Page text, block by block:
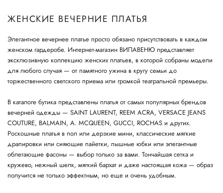
ЖЕНСКИЕ ВЕЧЕРНИЕ ПЛАТЬЯ
Элегантное вечернее платье просто обязано присутствовать в каждом
женском гардеробе. Интернет-магазин ВИПАВЕНЮ представляет
эксклюзивную коллекцию женских платьев, в которой собраны модели
для любого случая — от памятного ужина в кругу семьи до
торжественного светского приема или громкой театральной премьеры.
В каталоге бутика представлены платья от самых популярных брендов
вечерней одежды — SAINT LAURENT, REEM ACRA, VERSACE JEANS
COUTURE, BALMAIN, A. MCQUEEN, GUCCI, ROCHAS и других.
Роскошные платья в пол или дерзкие мини, классические мягкие
драпировки или сияющие пайетки, пышные юбки или элегантные
облегающие фасоны — выбор только за вами. Тончайшая сетка и
кружево, нежный шелк, мягкий бархат и даже настоящая кожа — образ
получится не только эффектным, но еще и очень удобным.